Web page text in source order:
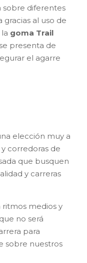
sobre diferentes
al uso de
goma Trail
presenta de
el agarre
elección muy a
corredoras de
que busquen
y carreras
ritmos medios y
no será
para
sobre nuestros